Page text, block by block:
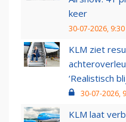
keer
30-07-2026, 9:30
KLM ziet
‘Realistisch
30-07-2026,
KLM laat